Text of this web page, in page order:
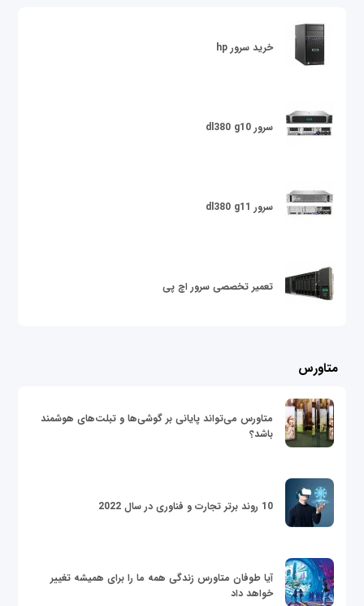
خرید سرور hp
سرور dl380 g10
سرور dl380 g11
تعمیر تخصصی سرور اچ پی
متاورس
متاورس می‌تواند پایانی بر گوشی‌ها و تبلت‌های هوشمند
باشد؟
10 روند برتر تجارت و فناوری در سال 2022
آیا طوفان متاورس زندگی همه ما را برای همیشه تغییر
خواهد داد